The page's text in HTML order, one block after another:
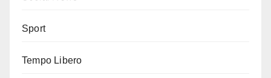
Sport
Tempo Libero